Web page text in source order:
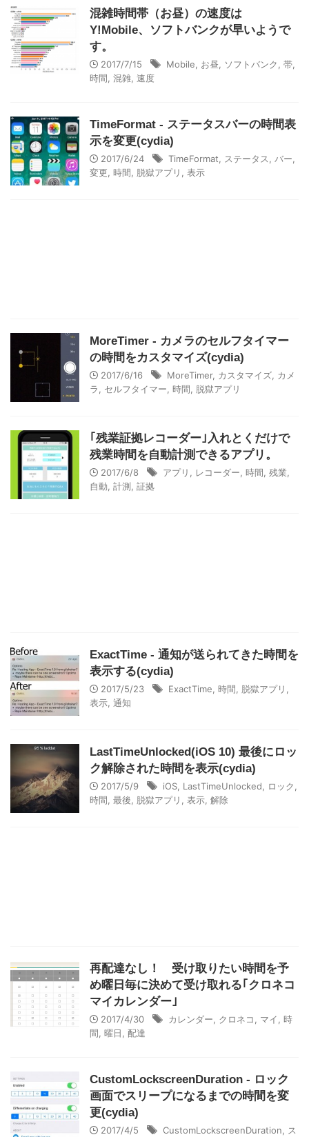
混雑時間帯（お昼）の速度は
Y!Mobile、ソフトバンクが早いようで
す。
2017/7/15 Mobile お昼 ソフトバンク 帯
時間 混雑 速度
TimeFormat - ステータスバーの時間表
示を変更(cydia)
2017/6/24 TimeFormat ステータス バー
変更 時間 脱獄アプリ 表示
MoreTimer - カメラのセルフタイマー
の時間をカスタマイズ(cydia)
2017/6/16 MoreTimer, カスタマイズ
カメ
ラ
セルフタイマー 時間 脱獄アプリ
｢残業証拠レコーダー｣入れとくだけで
残業時間を自動計測できるアプリ。
2017/6/8 アプリ レコーダー 時間 残業
自動 計測 証拠
ExactTime - 通知が送られてきた時間を
表示する(cydia)
2017/5/23 ExactTime 時間 脱獄アプリ
表示 通知
LastTimeUnlocked(iOS 10) 最後にロッ
ク解除された時間を表示(cydia)
2017/5/9 iOS LastTimeUnlocked ロック
時間 最後 脱獄アプリ 表示 解除
再配達なし！ 受け取りたい時間を予
め曜日毎に決めて受け取れる｢クロネコ
マイカレンダー｣
2017/4/30 カレンダー クロネコ マイ
時
間 曜日 配達
CustomLockscreenDuration - ロック
画面でスリープになるまでの時間を変
更(cydia)
2017/4/5 CustomLockscreenDuration
ス